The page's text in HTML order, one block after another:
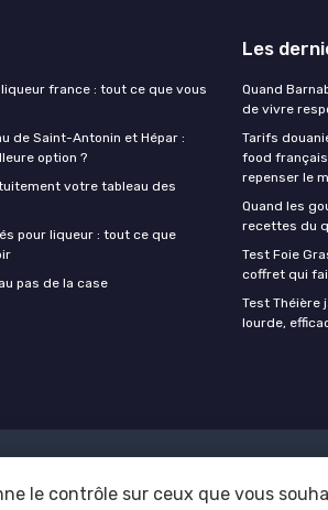
france : tout ce que vous
de Saint-Antonin et Hépar :
option ?
votre tableau des
pour liqueur : tout ce que
pas de la case
Les
Quand
de vivre
Tarifs
food français
repenser le
Quand les
recettes du
Test Foie
coffret qui
Test Théière
lourde,
© Foodie Food 2026
le contrôle sur ceux que vous